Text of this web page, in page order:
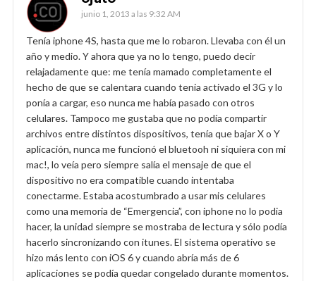
junio 1, 2013 a las 9:32 AM
Tenía iphone 4S, hasta que me lo robaron. Llevaba con él un
año y medio. Y ahora que ya no lo tengo, puedo decir
relajadamente que: me tenía mamado completamente el
hecho de que se calentara cuando tenia activado el 3G y lo
ponía a cargar, eso nunca me había pasado con otros
celulares. Tampoco me gustaba que no podía compartir
archivos entre distintos dispositivos, tenía que bajar X o Y
aplicación, nunca me funcionó el bluetooh ni siquiera con mi
mac!, lo veía pero siempre salía el mensaje de que el
dispositivo no era compatible cuando intentaba
conectarme. Estaba acostumbrado a usar mis celulares
como una memoria de “Emergencia”, con iphone no lo podia
hacer, la unidad siempre se mostraba de lectura y sólo podía
hacerlo sincronizando con itunes. El sistema operativo se
hizo más lento con iOS 6 y cuando abría más de 6
aplicaciones se podía quedar congelado durante momentos.